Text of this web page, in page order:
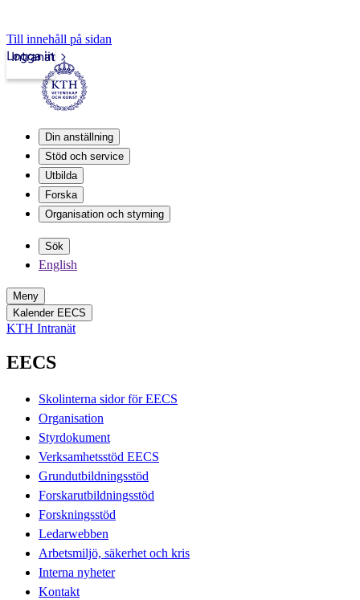
Till innehåll på sidan
Intranät
Logga in
Din anställning
Stöd och service
Utbilda
Forska
Organisation och styrning
Sök
English
Meny
Kalender EECS
KTH Intranät
EECS
Skolinterna sidor för EECS
Organisation
Styrdokument
Verksamhetsstöd EECS
Grundutbildningsstöd
Forskarutbildningsstöd
Forskningsstöd
Ledarwebben
Arbetsmiljö, säkerhet och kris
Interna nyheter
Kontakt